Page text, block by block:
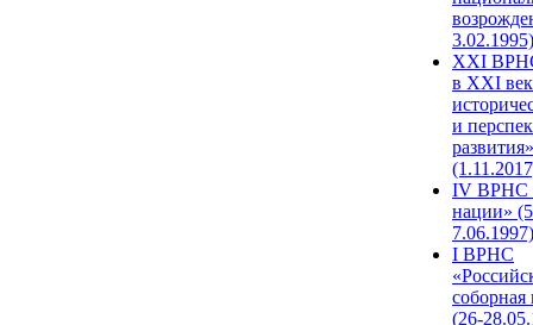
3.02.1995)
XХI
в XXI
и
развития»
IV ВРНС
нации»
7.06.1997)
I ВРНС
(26-